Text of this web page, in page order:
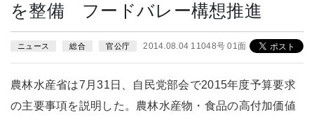
を整備 フードバレー構想推進
ニュース 総合 官公庁 2014.08.04 11048号 01面
農林水産省は7月31日、自民党部会で2015年度予算要求
の主要事項を説明した。農林水産物・食品の高付加価値